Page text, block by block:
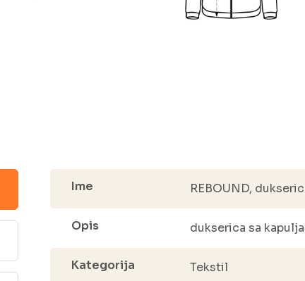
Ime REBOUND,
Opis dukserica sa
Kategorija Tekstil